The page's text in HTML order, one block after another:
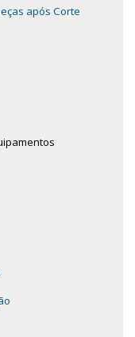
após Corte